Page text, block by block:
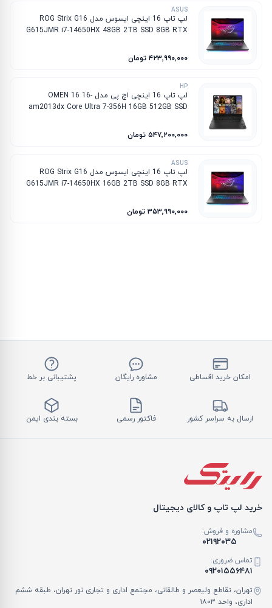
ASUS
لپ تاپ 16 اینچی ایسوس مدل ROG Strix G16
G615JMR i7-14650HX 48GB 2TB SSD 8GB RTX
۴۲۳٬۹۹۰٬۰۰۰ تومان
HP
لپ تاپ 16 اینچی اچ پی مدل OMEN 16 16-
am2013dx Core Ultra 7-356H 16GB 512GB SSD
۵۴۷٬۲۰۰٬۰۰۰ تومان
ASUS
لپ تاپ 16 اینچی ایسوس مدل ROG Strix G16
G615JMR i7-14650HX 16GB 2TB SSD 8GB RTX
۳۵۳٬۹۹۰٬۰۰۰ تومان
امکان خرید اقساطی مشاوره رایگان پشتیبانی بر خط
ارسال به سراسر کشور فاکتور رسمی بسته بندی ایمن
خرید لپ تاپ و کالای دیجیتال
مشاوره و فروش:
۰۲۱۹۲۰۳۵
تماس ضروری:
۰۹۲۰۱۵۵۶۴۸۱
تهران، تقاطع ولیعصر و طالقانی، مجتمع اداری و تجاری نور تهران، طبقه ششم
اداری، واحد ۱۸۰۳